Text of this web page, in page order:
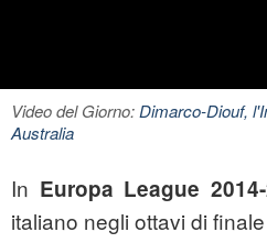
Video del Giorno:Dimarco-Diouf,
Australia
In Europa League
italiano negli ottavi di